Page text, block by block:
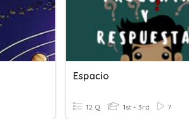
Espacio
12 Q 1st - 3rd 7